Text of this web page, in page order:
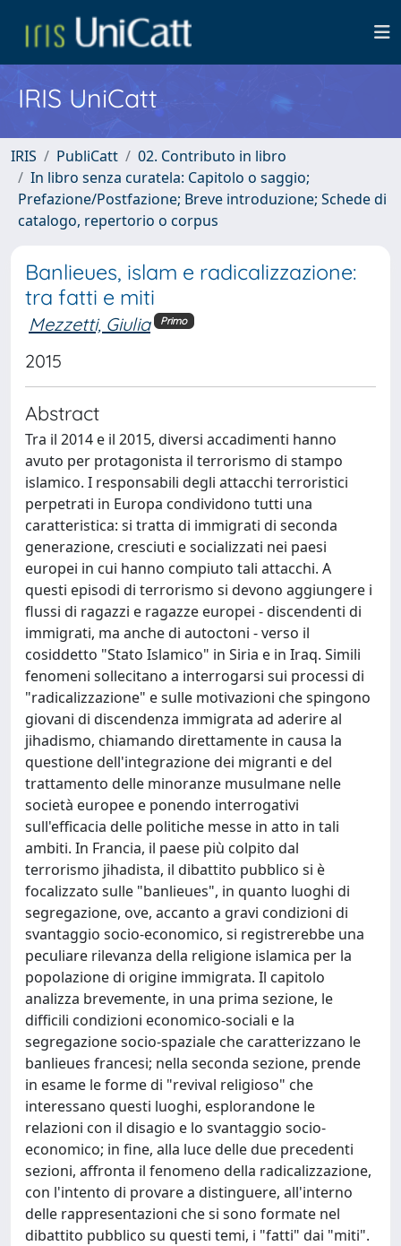
IRIS UniCatt
IRIS PubliCatt
02. Contributo in libro
In libro senza curatela: Capitolo o saggio;
Prefazione/Postfazione; Breve introduzione; Schede di
catalogo, repertorio o corpus
Banlieues, islam e radicalizzazione:
tra fatti e miti
Mezzetti, Giulia Primo
2015
Abstract
Tra il 2014 e il 2015, diversi accadimenti hanno
avuto per protagonista il terrorismo di stampo
islamico. I responsabili degli attacchi terroristici
perpetrati in Europa condividono tutti una
caratteristica: si tratta di immigrati di seconda
generazione, cresciuti e socializzati nei paesi
europei in cui hanno compiuto tali attacchi. A
questi episodi di terrorismo si devono aggiungere i
flussi di ragazzi e ragazze europei - discendenti di
immigrati, ma anche di autoctoni - verso il
cosiddetto "Stato Islamico" in Siria e in Iraq. Simili
fenomeni sollecitano a interrogarsi sui processi di
"radicalizzazione" e sulle motivazioni che spingono
giovani di discendenza immigrata ad aderire al
jihadismo, chiamando direttamente in causa la
questione dell'integrazione dei migranti e del
trattamento delle minoranze musulmane nelle
società europee e ponendo interrogativi
sull'efficacia delle politiche messe in atto in tali
ambiti. In Francia, il paese più colpito dal
terrorismo jihadista, il dibattito pubblico si è
focalizzato sulle "banlieues", in quanto luoghi di
segregazione, ove, accanto a gravi condizioni di
svantaggio socio-economico, si registrerebbe una
peculiare rilevanza della religione islamica per la
popolazione di origine immigrata. Il capitolo
analizza brevemente, in una prima sezione, le
difficili condizioni economico-sociali e la
segregazione socio-spaziale che caratterizzano le
banlieues francesi; nella seconda sezione, prende
in esame le forme di "revival religioso" che
interessano questi luoghi, esplorandone le
relazioni con il disagio e lo svantaggio socio-
economico; in fine, alla luce delle due precedenti
sezioni, affronta il fenomeno della radicalizzazione,
con l'intento di provare a distinguere, all'interno
delle rappresentazioni che si sono formate nel
dibattito pubblico su questi temi, i "fatti" dai "miti".